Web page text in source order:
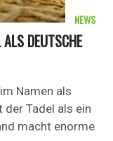
DEUTSCHE
Namen als
der Tadel als ein
macht enorme
NEWS